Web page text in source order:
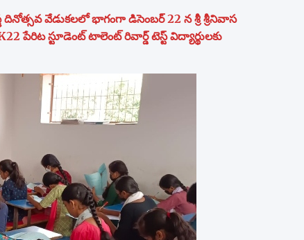
వేడుకలలో భాగంగా డిసెంబర్ 22 న శ్రీ శ్రీనివాస
స్టూడెంట్ టాలెంట్ రివార్డ్ టెస్ట్ విద్యార్థులకు